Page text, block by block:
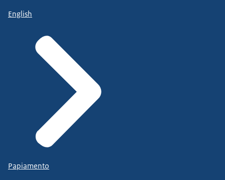
English
Papiamento